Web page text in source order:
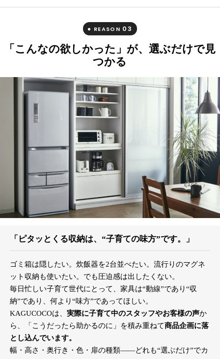
REASON 03
「こんなの欲しかった」が、選ぶだけで見
つかる
「ピタッとくる収納は、“子育ての味方”です。」
ゴミ箱は隠したい。炊飯器を2台並べたい。流行りのマグネ
ット収納も使いたい。でも圧迫感は出したくない。
毎日忙しい子育て世代にとって、家具は“動線”であり“収
納”であり、何より“味方”であってほしい。
KAGUCOCOは、 実際に子育て中のスタッフやお客様の声か
ら、「こうだったら助かるのに」を積み重ねて商品企画に落
とし込んでいます。
幅・高さ・奥行き・色・扉の種類――どれも“選ぶだけ”でカ